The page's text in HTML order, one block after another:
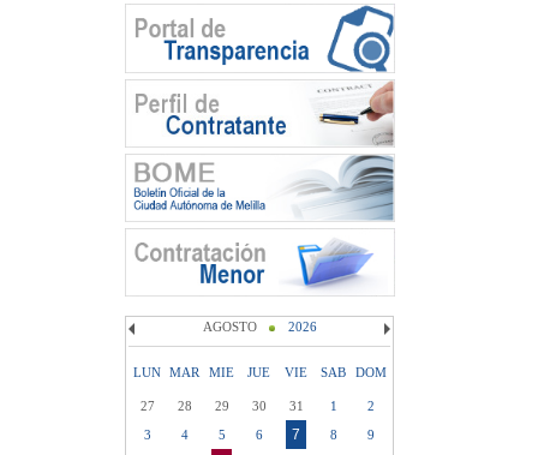
AGOSTO 2026
LUN MAR MIE JUE VIE SAB DOM
27 28 29 30 31 1
2
3
4 5 6 7 8
9